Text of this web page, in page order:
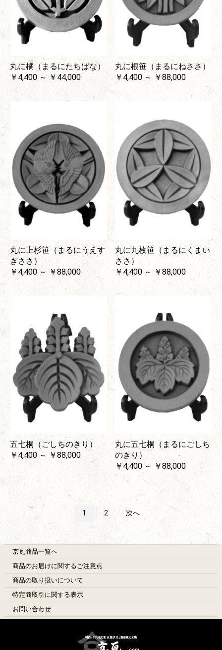
丸に橘（まるにたちばな）
￥4,400 ～ ￥44,000
丸に根笹（まるにねささ）
￥4,400 ～ ￥88,000
丸に上杉笹（まるにうえす
ぎささ）
￥4,400 ～ ￥88,000
丸に九枚笹（まるにくまい
ささ）
￥4,400 ～ ￥88,000
五七桐（ごしちのきり）
￥4,400 ～ ￥88,000
丸に五七桐（まるにごしち
のきり）
￥4,400 ～ ￥88,000
1 2 次へ
京瓦商品一覧へ
商品のお届けに関するご注意点
商品の取り扱いについて
特定商取引に関する表示
お問い合わせ